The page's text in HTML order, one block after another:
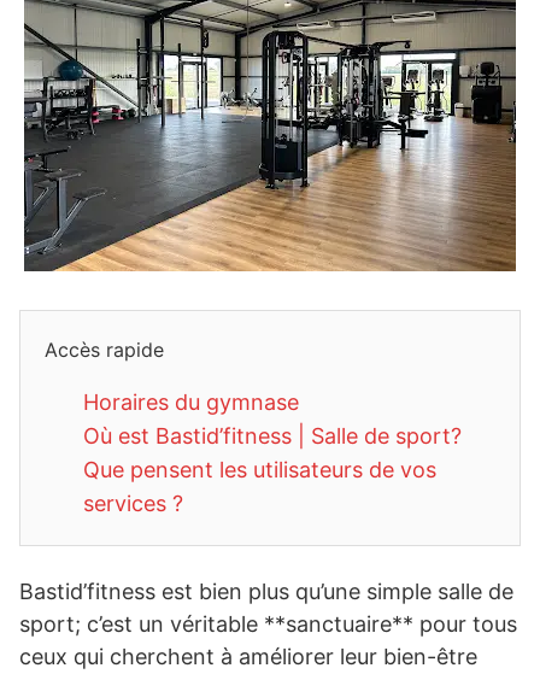
Accès rapide
Horaires du gymnase
Où est Bastid’fitness | Salle de sport?
Que pensent les utilisateurs de vos
services ?
Bastid’fitness est bien plus qu’une simple salle de
sport; c’est un véritable **sanctuaire** pour tous
ceux qui cherchent à améliorer leur bien-être